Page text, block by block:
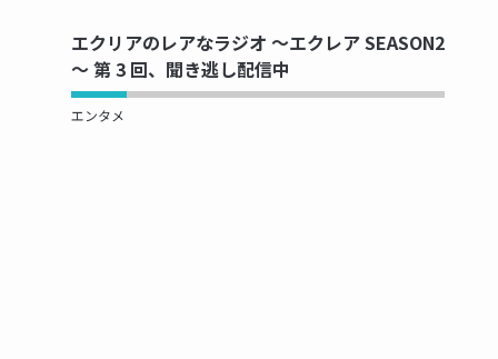
エクリアのレアなラジオ ～エクレア SEASON2
～ 第 3 回、聞き逃し配信中
エンタメ